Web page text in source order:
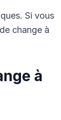
Si vous
change à
à